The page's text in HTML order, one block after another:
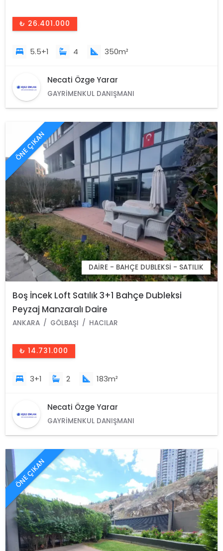
₺ 26.401.000
5.5+1 4 350m²
Necati Özge Yarar
GAYRIMENKUL DANIŞMANI
ÖNE ÇIKAN
DAIRE - BAHÇE DUBLEKSI - SATILIK
Boş İncek Loft Satılık 3+1 Bahçe Dubleksi
Peyzaj Manzaralı Daire
ANKARA GÖLBAŞI HACILAR
₺ 14.731.000
3+1 2 183m²
Necati Özge Yarar
GAYRIMENKUL DANIŞMANI
ÖNE ÇIKAN